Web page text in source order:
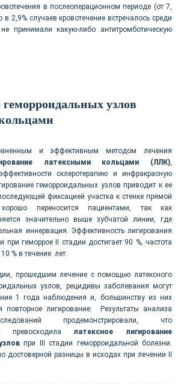
в послеоперационном периоде (от 7,
2,9% случаев кровотечение встречалось среди
принимали какую-либо антитромботическую
узлов
и эффективным методом лечения
латексными кольцами (ЛЛК),
склеротерапию и инфракрасную
геморроидальных узлов приводит к ее
фиксацией участка к стенке прямой
переносится пациентами, так как
значительно выше зубчатой линии, где
иннервация. Эффективность лигирования
при геморрое II стадии достигает 90 %, частота
% в течение лет.
прошедшим лечение с помощью латексного
узлов, рецидивы заболевания могут
1 года наблюдения и, большинству из них
повторное лигирование. Результаты анализа
продемонстрировали, что
превосходила латексное лигирование
при III стадии геморроидальной болезни.
достоверной разницы в исходах при лечении II